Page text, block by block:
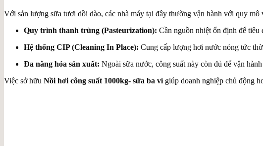
Với sản lượng sữa tươi dồi dào, các nhà máy tại đây thường vận hành với quy mô
Quy trình thanh trùng (Pasteurization): Cần nguồn nhiệt ổn định để
Hệ thống CIP (Cleaning In Place): Cung cấp lượng hơi nước nóng tức
Đa năng hóa sản xuất: Ngoài sữa nước, công suất này còn đủ để vận
Việc sở hữu Nồi hơi công suất 1000kg- sữa ba vì giúp doanh nghiệp chủ động